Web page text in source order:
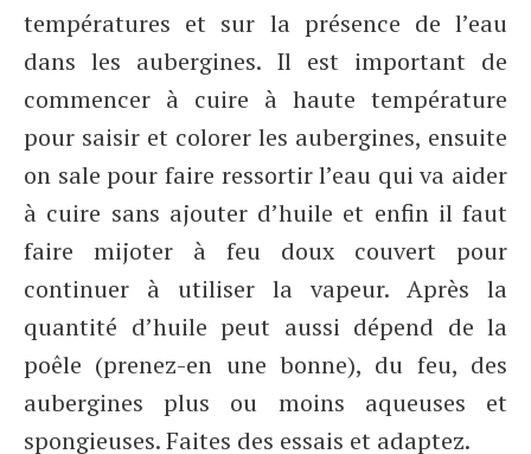
températures et sur la présence de l’eau
dans les aubergines. Il est important de
commencer à cuire à haute température
pour saisir et colorer les aubergines, ensuite
on sale pour faire ressortir l’eau qui va aider
à cuire sans ajouter d’huile et enfin il faut
faire mijoter à feu doux couvert pour
continuer à utiliser la vapeur. Après la
quantité d’huile peut aussi dépend de la
poêle (prenez-en une bonne), du feu, des
aubergines plus ou moins aqueuses et
spongieuses. Faites des essais et adaptez.